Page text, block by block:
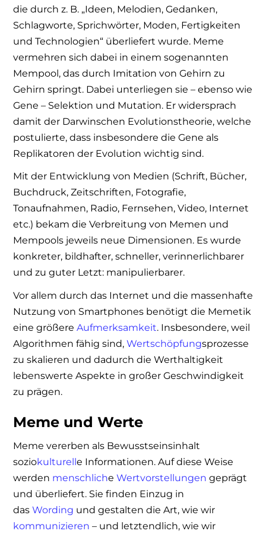
die durch z. B. „Ideen, Melodien, Gedanken,
Schlagworte, Sprichwörter, Moden, Fertigkeiten
und Technologien“ überliefert wurde. Meme
vermehren sich dabei in einem sogenannten
Mempool, das durch Imitation von Gehirn zu
Gehirn springt. Dabei unterliegen sie – ebenso wie
Gene – Selektion und Mutation. Er widersprach
damit der Darwinschen Evolutionstheorie, welche
postulierte, dass insbesondere die Gene als
Replikatoren der Evolution wichtig sind.
Mit der Entwicklung von Medien (Schrift, Bücher,
Buchdruck, Zeitschriften, Fotografie,
Tonaufnahmen, Radio, Fernsehen, Video, Internet
etc.) bekam die Verbreitung von Memen und
Mempools jeweils neue Dimensionen. Es wurde
konkreter, bildhafter, schneller, verinnerlichbarer
und zu guter Letzt: manipulierbarer.
Vor allem durch das Internet und die massenhafte
Nutzung von Smartphones benötigt die Memetik
eine größere Aufmerksamkeit. Insbesondere, weil
Algorithmen fähig sind, Wertschöpfungsprozesse
zu skalieren und dadurch die Werthaltigkeit
lebenswerte Aspekte in großer Geschwindigkeit
zu prägen.
Meme und Werte
Meme vererben als Bewusstseinsinhalt
soziokulturelle Informationen. Auf diese Weise
werden menschliche Wertvorstellungen geprägt
und überliefert. Sie finden Einzug in
das Wording und gestalten die Art, wie wir
kommunizieren – und letztendlich, wie wir